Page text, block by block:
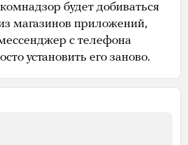
будет добиваться
магазинов приложений,
с телефона
установить его заново.